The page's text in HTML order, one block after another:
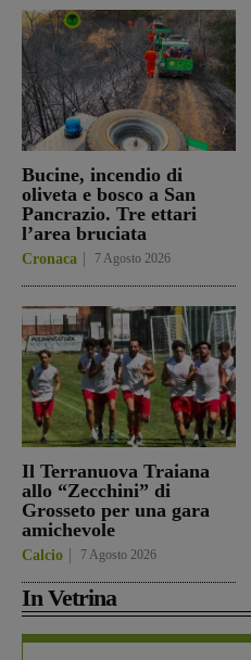
Bucine, incendio di
oliveta e bosco a San
Pancrazio. Tre ettari
l’area bruciata
Cronaca 7 Agosto 2026
Il Terranuova Traiana
allo “Zecchini” di
Grosseto per una gara
amichevole
Calcio 7 Agosto 2026
In Vetrina